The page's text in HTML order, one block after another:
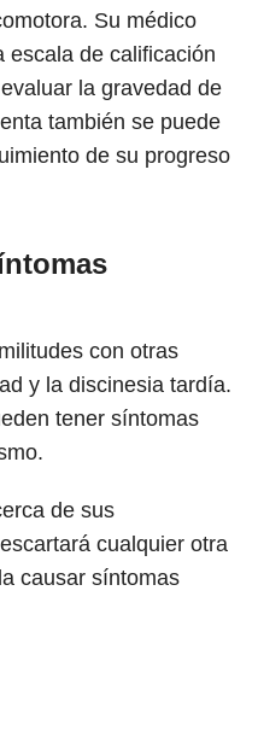
Su médico
escala de calificación
la gravedad de
también se puede
de su progreso
con otras
y la discinesia tardía.
tener síntomas
de sus
cualquier otra
causar síntomas